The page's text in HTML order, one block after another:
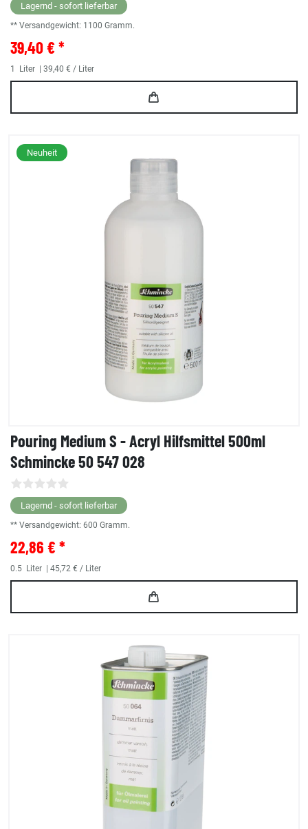
Lagernd - sofort lieferbar
** Versandgewicht: 1100 Gramm.
39,40 € *
1 Liter | 39,40 € / Liter
Neuheit
Pouring Medium S - Acryl Hilfsmittel 500ml
Schmincke 50 547 028
Lagernd - sofort lieferbar
** Versandgewicht: 600 Gramm.
22,86 € *
0.5 Liter | 45,72 € / Liter